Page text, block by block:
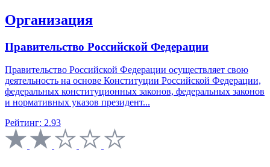
Организация
Правительство Российской Федерации
Правительство Российской Федерации осуществляет свою
деятельность на основе Конституции Российской Федерации,
федеральных конституционных законов, федеральных законов
и нормативных указов президент...
Рейтинг: 2.93